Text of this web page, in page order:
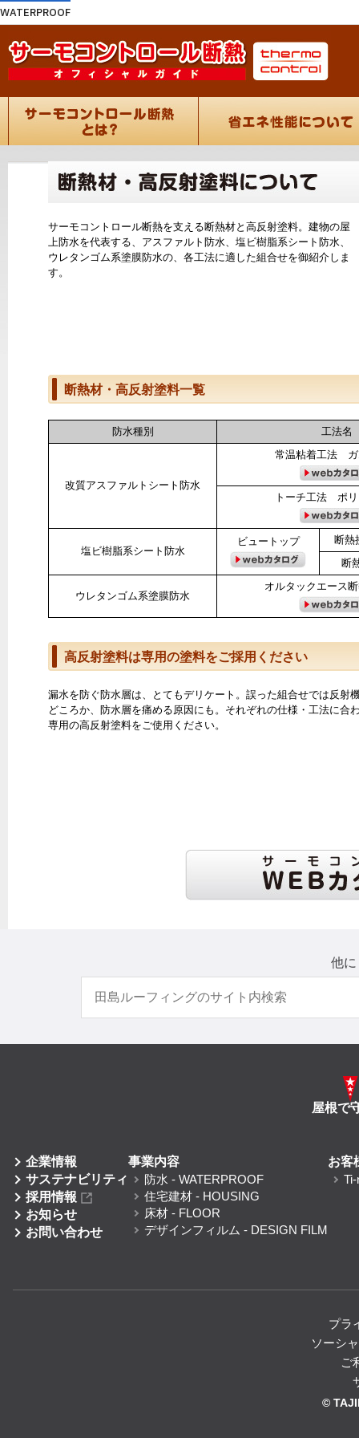
WATERPROOF
サーモコントロール断熱を支える断熱材と 高反射塗料。建物の屋
上防水を代表する、アスファルト防水、塩ビ樹脂系シート防水、
ウレタンゴム系塗膜防水の、各工法に適した組合せを御紹介しま
す。
断熱材・高反射塗料一覧
防水種別 工法名
改質アスファルトシート防水
常温粘着工法 ガ
トーチ工法 ポ
塩ビ樹脂系シート防水
ビュートップ
断
断
ウレタンゴム系塗膜防水
オルタックエース
高反射塗料は専用の塗料をご採用ください
漏水を防ぐ防水層は、とてもデリケート。誤った組合せでは反射
どころか、防水層を痛める原因にも。それぞれの仕様・工法に合
専用の高反射塗料をご使用ください。
他
屋根で
企業情報
サステナビリティ
採用情報
お知らせ
お問い合わせ
事業内容
防水 - WATERPROOF
住宅建材 - HOUSING
床材 - FLOOR
デザインフィルム - DESIGN FILM
お客
プラ
ソーシ
ご
©